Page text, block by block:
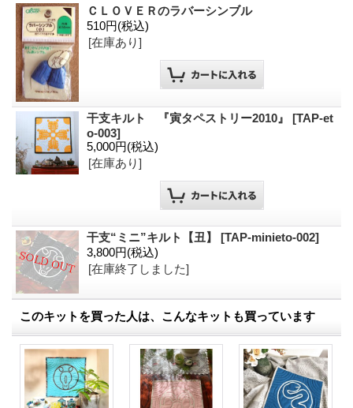
ＣＬＯＶＥＲのラバーシンブル
510円(税込)
[在庫あり]
干支キルト 『寅タペストリー2010』 [TAP-et
o-003]
5,000円(税込)
[在庫あり]
干支“ミニ”キルト【丑】 [TAP-minieto-002]
3,800円(税込)
[在庫終了しました]
このキットを買った人は、こんなキットも買っています